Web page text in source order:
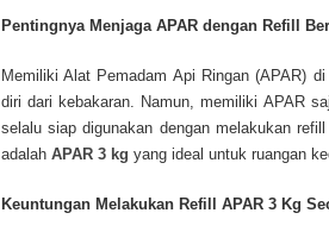
Pentingnya Menjaga APAR dengan Refill
Memiliki Alat Pemadam Api Ringan (APAR)
diri dari kebakaran. Namun, memiliki APAR
selalu siap digunakan dengan melakukan
adalah APAR 3 kg yang ideal untuk ruangan
Keuntungan Melakukan Refill APAR 3 Kg